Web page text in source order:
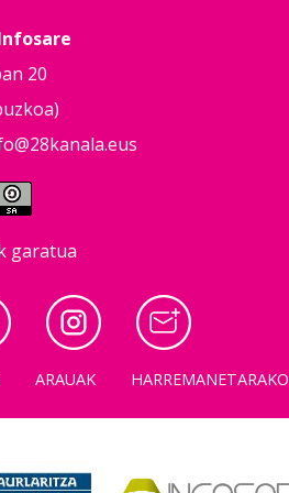
20
garatua
ARAUAK HARREMANETARAKO